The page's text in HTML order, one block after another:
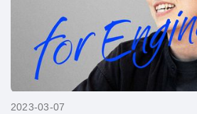
2023-03-07